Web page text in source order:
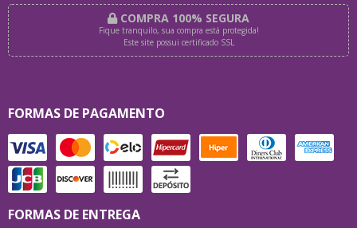
COMPRA 100% SEGURA
Fique tranquilo, sua compra está protegida!
Este site possui certificado SSL
FORMAS DE PAGAMENTO
FORMAS DE ENTREGA